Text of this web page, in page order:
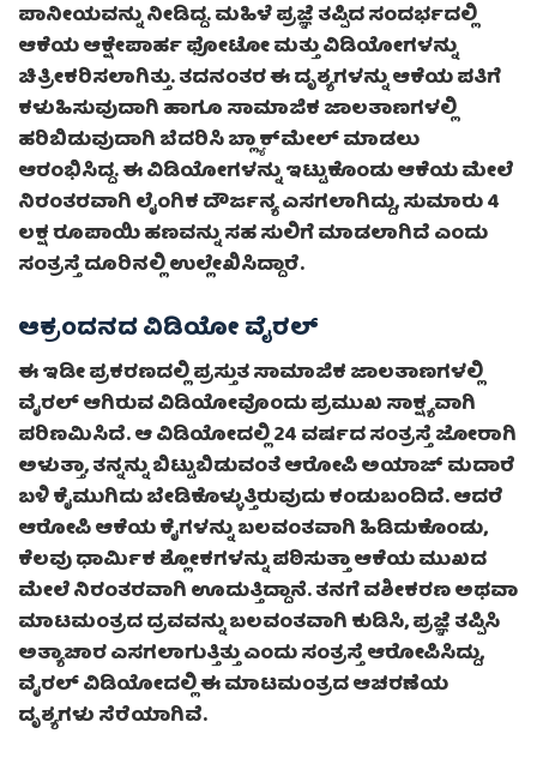
ಪಾನೀಯವನ್ನು ನೀಡಿದ್ದ. ಮಹಿಳೆ ಪ್ರಜ್ಞೆ ತಪ್ಪಿದ ಸಂದರ್ಭದಲ್ಲಿ
ಆಕೆಯ ಆಕ್ಷೇಪಾರ್ಹ ಫೋಟೋ ಮತ್ತು ವಿಡಿಯೋಗಳನ್ನು
ಚಿತ್ರೀಕರಿಸಲಾಗಿತ್ತು. ತದನಂತರ ಈ ದೃಶ್ಯಗಳನ್ನು ಆಕೆಯ ಪತಿಗೆ
ಕಳುಹಿಸುವುದಾಗಿ ಹಾಗೂ ಸಾಮಾಜಿಕ ಜಾಲತಾಣಗಳಲ್ಲಿ
ಹರಿಬಿಡುವುದಾಗಿ ಬೆದರಿಸಿ ಬ್ಲ್ಯಾಕ್‌ಮೇಲ್ ಮಾಡಲು
ಆರಂಭಿಸಿದ್ದ. ಈ ವಿಡಿಯೋಗಳನ್ನು ಇಟ್ಟುಕೊಂಡು ಆಕೆಯ ಮೇಲೆ
ನಿರಂತರವಾಗಿ ಲೈಂಗಿಕ ದೌರ್ಜನ್ಯ ಎಸಗಲಾಗಿದ್ದು, ಸುಮಾರು 4
ಲಕ್ಷ ರೂಪಾಯಿ ಹಣವನ್ನು ಸಹ ಸುಲಿಗೆ ಮಾಡಲಾಗಿದೆ ಎಂದು
ಸಂತ್ರಸ್ತೆ ದೂರಿನಲ್ಲಿ ಉಲ್ಲೇಖಿಸಿದ್ದಾರೆ.
ಆಕ್ರಂದನದ ವಿಡಿಯೋ ವೈರಲ್
ಈ ಇಡೀ ಪ್ರಕರಣದಲ್ಲಿ ಪ್ರಸ್ತುತ ಸಾಮಾಜಿಕ ಜಾಲತಾಣಗಳಲ್ಲಿ
ವೈರಲ್ ಆಗಿರುವ ವಿಡಿಯೋವೊಂದು ಪ್ರಮುಖ ಸಾಕ್ಷ್ಯವಾಗಿ
ಪರಿಣಮಿಸಿದೆ. ಆ ವಿಡಿಯೋದಲ್ಲಿ 24 ವರ್ಷದ ಸಂತ್ರಸ್ತೆ ಜೋರಾಗಿ
ಅಳುತ್ತಾ, ತನ್ನನ್ನು ಬಿಟ್ಟುಬಿಡುವಂತೆ ಆರೋಪಿ ಅಯಾಜ್ ಮದಾರೆ
ಬಳಿ ಕೈಮುಗಿದು ಬೇಡಿಕೊಳ್ಳುತ್ತಿರುವುದು ಕಂಡುಬಂದಿದೆ. ಆದರೆ
ಆರೋಪಿ ಆಕೆಯ ಕೈಗಳನ್ನು ಬಲವಂತವಾಗಿ ಹಿಡಿದುಕೊಂಡು,
ಕೆಲವು ಧಾರ್ಮಿಕ ಶ್ಲೋಕಗಳನ್ನು ಪಠಿಸುತ್ತಾ ಆಕೆಯ ಮುಖದ
ಮೇಲೆ ನಿರಂತರವಾಗಿ ಊದುತ್ತಿದ್ದಾನೆ. ತನಗೆ ವಶೀಕರಣ ಅಥವಾ
ಮಾಟಮಂತ್ರದ ದ್ರವವನ್ನು ಬಲವಂತವಾಗಿ ಕುಡಿಸಿ, ಪ್ರಜ್ಞೆ ತಪ್ಪಿಸಿ
ಅತ್ಯಾಚಾರ ಎಸಗಲಾಗುತ್ತಿತ್ತು ಎಂದು ಸಂತ್ರಸ್ತೆ ಆರೋಪಿಸಿದ್ದು,
ವೈರಲ್ ವಿಡಿಯೋದಲ್ಲಿ ಈ ಮಾಟಮಂತ್ರದ ಆಚರಣೆಯ
ದೃಶ್ಯಗಳು ಸೆರೆಯಾಗಿವೆ.